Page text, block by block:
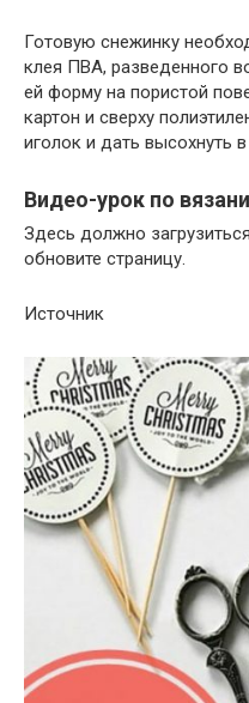
Готовую снежинку
клея ПВА, разведенного
ей форму на пористой
картон и сверху
иголок и дать высохнуть
Видео-урок по
Здесь должно
обновите страницу.
Источник